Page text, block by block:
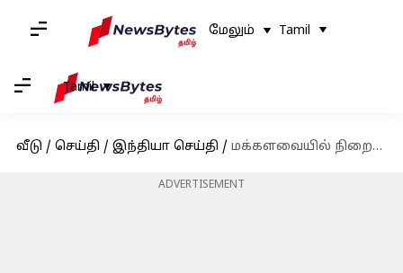
மேலும் Tamil
Tamil
வீடு / செய்தி / இந்தியா செய்தி / மக்களவையில் நிறைவேற்றப்பட்டது நிதி மசோதா 2024: சபை ஒத்திவைப்பு
ADVERTISEMENT